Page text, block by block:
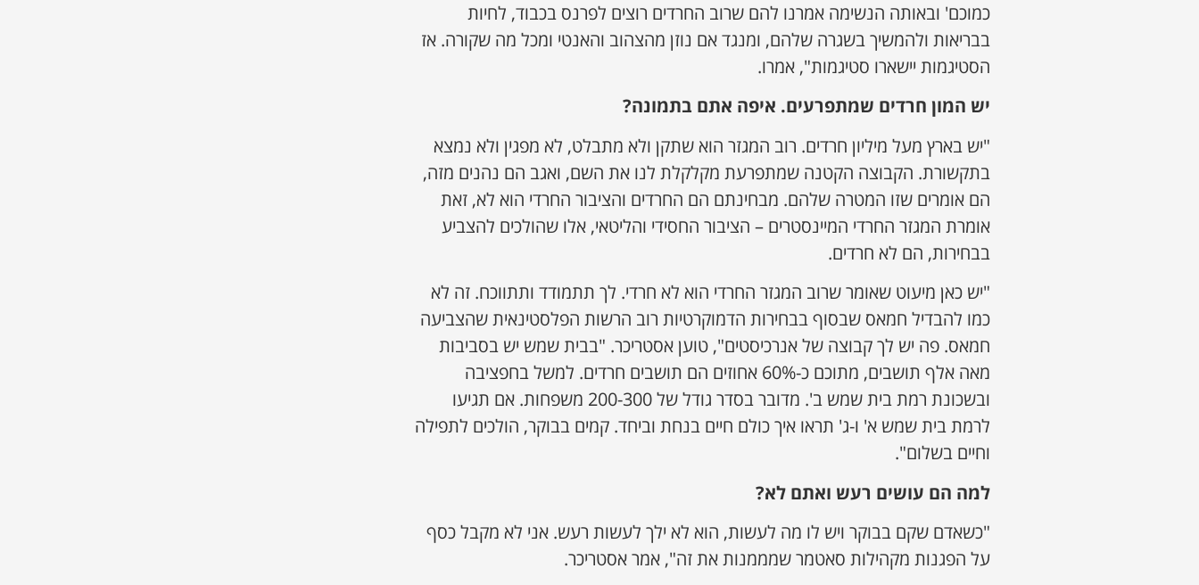
כמוכם' ובאותה הנשימה אמרנו להם שרוב החרדים רוצים לפרנס בכבוד, לחיות
בבריאות ולהמשיך בשגרה שלהם, ומנגד אם נוזן מהצהוב והאנטי ומכל מה שקורה. אז
הסטיגמות יישארו סטיגמות", אמרו.
יש המון חרדים שמתפרעים. איפה אתם בתמונה?
"יש בארץ מעל מיליון חרדים. רוב המגזר הוא שתקן ולא מתבלט, לא מפגין ולא נמצא
בתקשורת. הקבוצה הקטנה שמתפרעת מקלקלת לנו את השם, ואגב הם נהנים מזה,
הם אומרים שזו המטרה שלהם. מבחינתם הם החרדים והציבור החרדי הוא לא, זאת
אומרת המגזר החרדי המיינסטרים – הציבור החסידי והליטאי, אלו שהולכים להצביע
בבחירות, הם לא חרדים.
"יש כאן מיעוט שאומר שרוב המגזר החרדי הוא לא חרדי. לך תתמודד ותתווכח. זה לא
כמו להבדיל חמאס שבסוף בבחירות הדמוקרטיות רוב הרשות הפלסטינאית שהצביעה
חמאס. פה יש לך קבוצה של אנרכיסטים", טוען אסטריכר. "בבית שמש יש בסביבות
מאה אלף תושבים, מתוכם כ-60% אחוזים הם תושבים חרדים. למשל בחפציבה
ובשכונת רמת בית שמש ב'. מדובר בסדר גודל של 200-300 משפחות. אם תגיעו
לרמת בית שמש א' ו-ג' תראו איך כולם חיים בנחת וביחד. קמים בבוקר, הולכים לתפילה
וחיים בשלום".
למה הם עושים רעש ואתם לא?
"כשאדם שקם בבוקר ויש לו מה לעשות, הוא לא ילך לעשות רעש. אני לא מקבל כסף
על הפגנות מקהילות סאטמר שמממנות את זה", אמר אסטריכר.